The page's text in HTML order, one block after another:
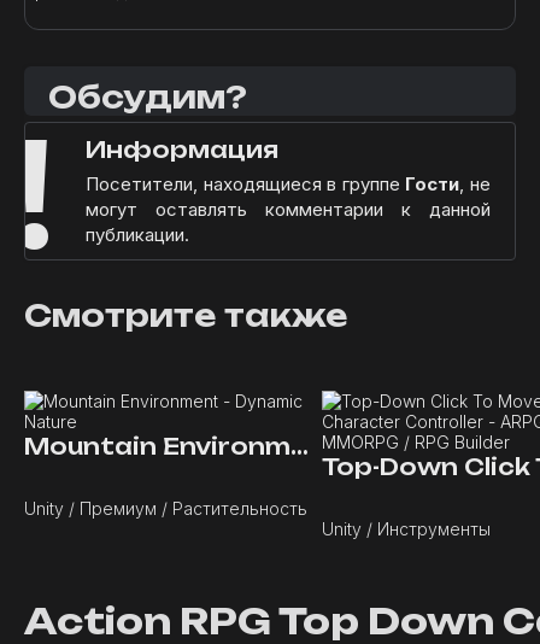
Обсудим?
! Информация
Посетители, находящиеся в группе Гости, не
могут оставлять комментарии к данной
публикации.
Смотрите также
Mountain Environment - Dynamic Nature
Unity / Премиум / Растительность
Unity / Инструменты
Action RPG Top Down